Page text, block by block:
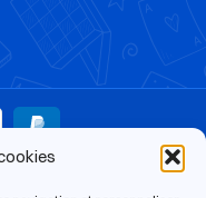
13 rue de Bras, 14000 Caen